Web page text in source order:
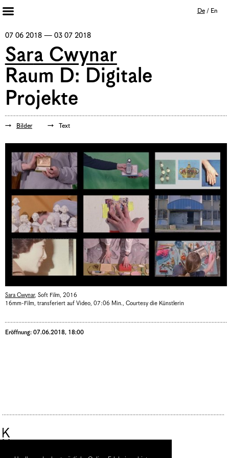
Artists 2013 – 2020
Journal
Mission
Institution
Impressum
Datenschutz
Unterstützer
De/ En
Eröffnung: 07.06.2018, 18:00
07 06 2018 — 03 07 2018
Sara Cwynar
Raum D: Digitale
Projekte
Bilder Text
Sara Cwynar, Soft Film, 2016
16mm-Film, transferiert auf Video, 07:06 Min., Courtesy die Künstlerin